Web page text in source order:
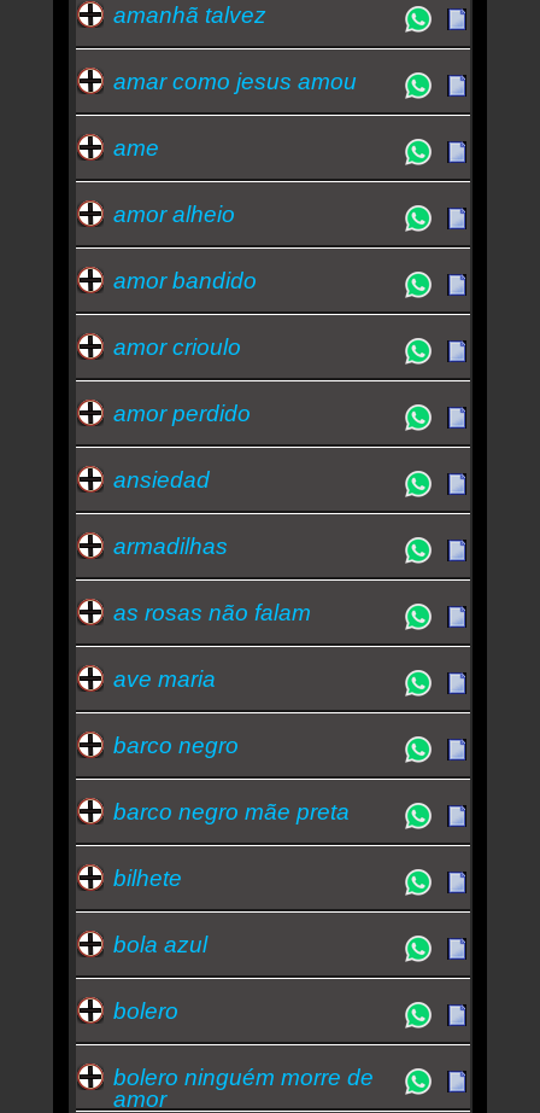
amanhã talvez
amar como jesus amou
ame
amor alheio
amor bandido
amor crioulo
amor perdido
ansiedad
armadilhas
as rosas não falam
ave maria
barco negro
barco negro mãe preta
bilhete
bola azul
bolero
bolero ninguém morre de
amor